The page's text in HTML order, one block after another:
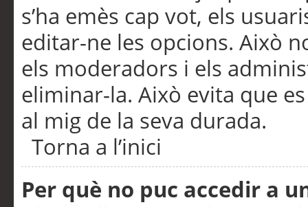
s’ha emès cap vot, els
editar-ne les opcions. Això
els moderadors i els
eliminar-la. Això evita que
al mig de la seva durada.
Torna a l’inici
Per què no puc accedir a